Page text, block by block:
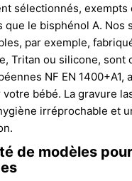
sélectionnés, exempts
que le bisphénol A. Nos
par exemple,
Tritan ou silicone, sont
NF EN 1400+A1,
bébé. La gravure
irréprochable et
de modèles